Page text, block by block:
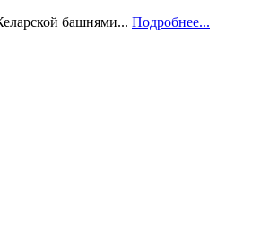
башнями... Подробнее...